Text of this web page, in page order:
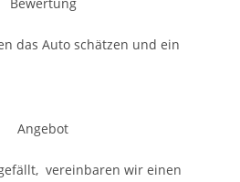
das Auto schätzen und ein
vereinbaren wir einen